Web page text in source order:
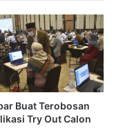
Buat Terobosan
Try Out Calon